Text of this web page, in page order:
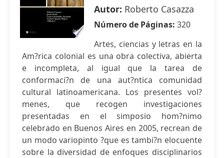
Autor: Roberto Casazza
Número de Páginas: 320
Artes, ciencias y letras en la
Am?rica colonial es una obra colectiva, abierta
e incompleta, al igual que la tarea de
conformaci?n de una aut?ntica comunidad
cultural latinoamericana. Los presentes vol?
menes, que recogen investigaciones
presentadas en el simposio hom?nimo
celebrado en Buenos Aires en 2005, recrean de
un modo variopinto ?que es tambi?n elocuente
sobre la diversidad de enfoques disciplinarios